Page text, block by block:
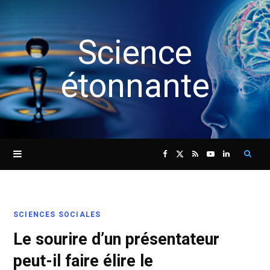
Science
étonnante
F
e
X
w
R Y
T
L
SCIENCES SOCIALES
Le sourire d’un présentateur
peut-il faire élire le